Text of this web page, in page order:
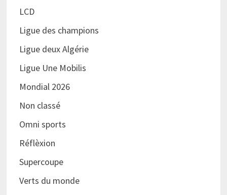
LCD
Ligue des champions
Ligue deux Algérie
Ligue Une Mobilis
Mondial 2026
Non classé
Omni sports
Réflèxion
Supercoupe
Verts du monde